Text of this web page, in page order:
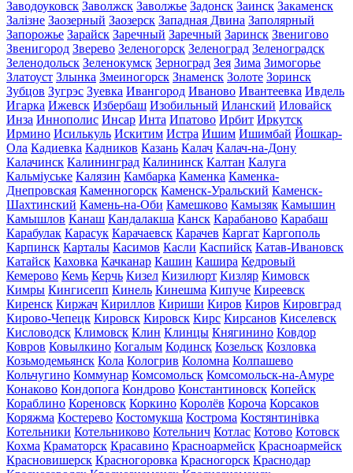
Заводоуковск Заволжск Заволжье Задонск Заинск Закаменск
Залізне Заозерный Заозерск Западная Двина Заполярный
Запорожье Зарайск Заречный Заречный Заринск Звенигово
Звенигород Зверево Зеленогорск Зеленоград Зеленоградск
Зеленодольск Зеленокумск Зерноград Зея Зима Зимогорье
Златоуст Злынка Змеиногорск Знаменск Золоте Зоринск
Зубцов Зугрэс Зуевка Ивангород Иваново Ивантеевка Ивдель
Игарка Ижевск Избербаш Изобильный Иланский Иловайск
Инза Иннополис Инсар Инта Ипатово Ирбит Иркутск
Ирмино Исилькуль Искитим Истра Ишим Ишимбай Йошкар-
Ола Кадиевка Кадников Казань Калач Калач-на-Дону
Калачинск Калининград Калининск Калтан Калуга
Кальміуське Калязин Камбарка Каменка Каменка-
Днепровская Каменногорск Каменск-Уральский Каменск-
Шахтинский Камень-на-Оби Камешково Камызяк Камышин
Камышлов Канаш Кандалакша Канск Карабаново Карабаш
Карабулак Карасук Карачаевск Карачев Каргат Каргополь
Карпинск Карталы Касимов Касли Каспийск Катав-Ивановск
Катайск Каховка Качканар Кашин Кашира Кедровый
Кемерово Кемь Керчь Кизел Кизилюрт Кизляр Кимовск
Кимры Кингисепп Кинель Кинешма Кипуче Киреевск
Киренск Киржач Кириллов Кириши Киров Киров Кировград
Кирово-Чепецк Кировск Кировск Кирс Кирсанов Киселевск
Кисловодск Климовск Клин Клинцы Княгинино Ковдор
Ковров Ковылкино Когалым Кодинск Козельск Козловка
Козьмодемьянск Кола Кологрив Коломна Колпашево
Кольчугино Коммунар Комсомольск Комсомольск-на-Амуре
Конаково Кондопога Кондрово Константиновск Копейск
Кораблино Кореновск Коркино Королёв Короча Корсаков
Коряжма Костерево Костомукша Кострома Костянтинівка
Котельники Котельниково Котельнич Котлас Котово Котовск
Кохма Краматорск Красавино Красноармейск Красноармейск
Красновишерск Красногоровка Красногорск Краснодар